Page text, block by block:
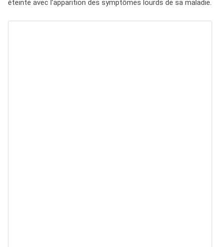
éteinte avec l’apparition des symptômes lourds de sa maladie.